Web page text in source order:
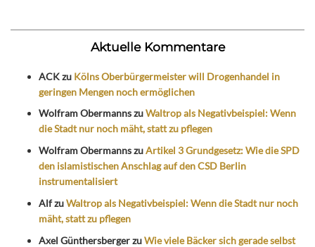
Aktuelle Kommentare
ACKzu Kölns Oberbürgermeister will Drogenhandel in
geringen Mengen noch ermöglichen
Wolfram ObermannszuWaltrop als Negativbeispiel: Wenn
die Stadt nur noch mäht, statt zu pflegen
Wolfram ObermannszuArtikel 3 Grundgesetz: Wie die SPD
den islamistischen Anschlag auf den CSD Berlin
instrumentalisiert
AlfzuWaltrop als Negativbeispiel: Wenn die Stadt nur noch
mäht, statt zu pflegen
Axel GünthersbergerzuWie viele Bäcker sich gerade selbst